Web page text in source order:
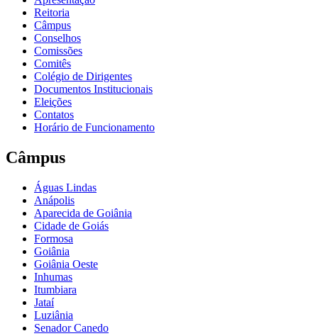
Reitoria
Câmpus
Conselhos
Comissões
Comitês
Colégio de Dirigentes
Documentos Institucionais
Eleições
Contatos
Horário de Funcionamento
Câmpus
Águas Lindas
Anápolis
Aparecida de Goiânia
Cidade de Goiás
Formosa
Goiânia
Goiânia Oeste
Inhumas
Itumbiara
Jataí
Luziânia
Senador Canedo